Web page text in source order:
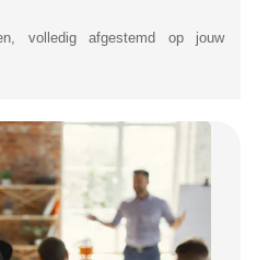
volledig afgestemd op jouw